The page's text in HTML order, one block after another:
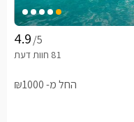
/5
החל מ- ₪1000